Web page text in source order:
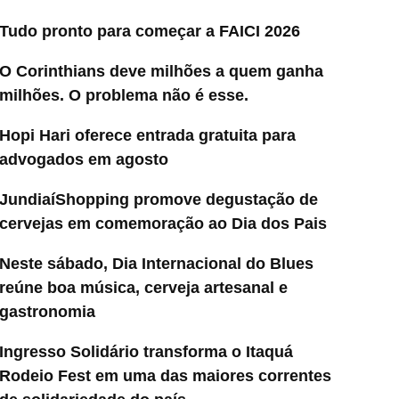
Tudo pronto para começar a FAICI 2026
O Corinthians deve milhões a quem ganha
milhões. O problema não é esse.
Hopi Hari oferece entrada gratuita para
advogados em agosto
JundiaíShopping promove degustação de
cervejas em comemoração ao Dia dos Pais
Neste sábado, Dia Internacional do Blues
reúne boa música, cerveja artesanal e
gastronomia
Ingresso Solidário transforma o Itaquá
Rodeio Fest em uma das maiores correntes